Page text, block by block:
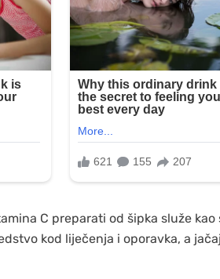
C preparati od šipka služe
kod liječenja i oporavka, a